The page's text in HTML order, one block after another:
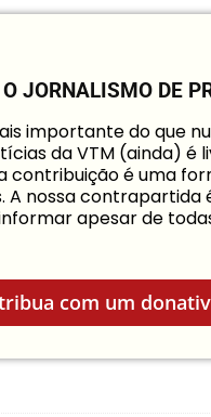
JORNALISMO DE
importante do que
da VTM (ainda) é
contribuição é uma
A nossa
apesar de
com um